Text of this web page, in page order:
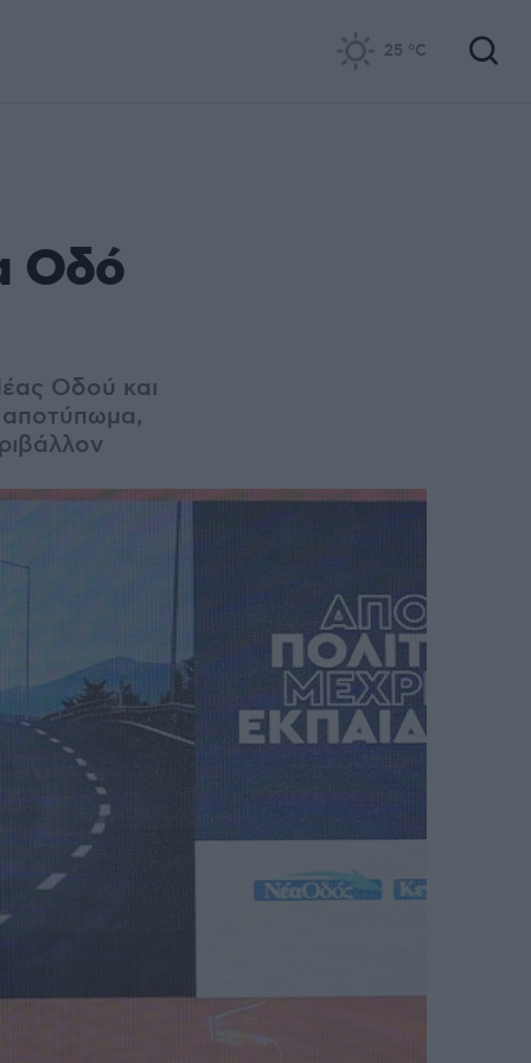
25 °C
Οδό
Οδού και
αποτύπωμα,